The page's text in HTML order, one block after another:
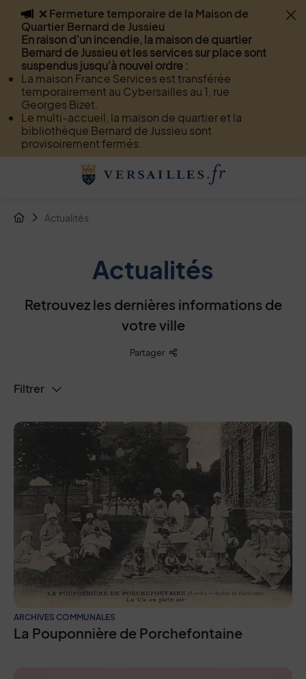
Flash info
❌ Fermeture temporaire de la Maison de
Quartier Bernard de Jussieu
En raison d'un incendie, la maison de quartier
Bernard de Jussieu et les services sur place sont
suspendus jusqu'à nouvel ordre :
La maison France Services est transférée
temporairement au Cybersailles au 1, rue
Georges Bizet.
Le multi-accueil, la maison de quartier et la
bibliothèque Bernard de Jussieu sont
provisoirement fermés.
Menu de raccourcis
Menu
Recherche
Page de contact
Contenu
Retour à l'accueil
Fil d'Arianne de la page
Page d'accueil du site
Actualités
Actualités
Retrouvez les dernières informations de
votre ville
Partager Liste des liens de partage
Filtrer
ARCHIVES COMMUNALES
La Pouponnière de Porchefontaine